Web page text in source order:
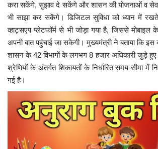
करा सकेंगे, सुझाव दे सकेंगे और शासन की योजनाओं व
भी साझा कर सकेंगे। डिजिटल सुविधा को ध्यान में
व्हाट्सएप प्लेटफॉर्म से भी जोड़ा गया है, जिससे
अपनी बात पहुंचाई जा सकेगी। मुख्यमंत्री ने बताया कि इस
शासन के 42 विभागों के लगभग 8 हजार अधिकारी जुड़े
श्रेणियों के अंतर्गत शिकायतों के निर्धारित समय-सीमा में
गई है।